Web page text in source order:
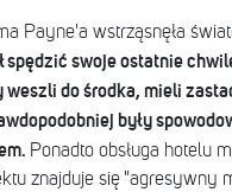
Payne'a wstrząsnęła
spędzić swoje ostatnie
weszli do środka, mieli
były
Ponadto obsługa hotelu
znajduje się "agresywny